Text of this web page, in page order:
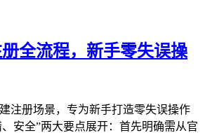
全流程，新手零失误操
注册场景，专为新手打造零失误操作
安全”两大要点展开：首先明确需从官